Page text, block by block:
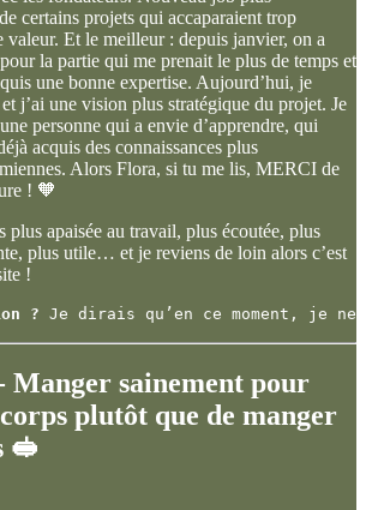
certains projets qui accaparaient trop
valeur. Et le meilleur : depuis janvier, on a
la partie qui me prenait le plus de temps et
une bonne expertise. Aujourd’hui, je
j’ai une vision plus stratégique du projet. Je
personne qui a envie d’apprendre, qui
acquis des connaissances plus
Alors Flora, si tu me lis, MERCI de
! 🧡
plus apaisée au travail, plus écoutée, plus
plus utile… et je reviens de loin alors c’est
!
? Je dirais qu’en ce moment, je
Manger sainement pour
plutôt que de manger
🥪